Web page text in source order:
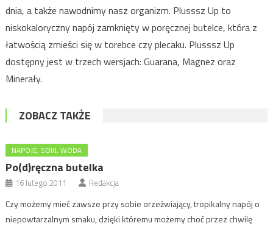
dnia, a także nawodnimy nasz organizm. Plusssz Up to
niskokaloryczny napój zamknięty w poręcznej butelce, która z
łatwością zmieści się w torebce czy plecaku. Plusssz Up
dostępny jest w trzech wersjach: Guarana, Magnez oraz
Minerały.
ZOBACZ TAKŻE
NAPOJE, SOKI, WODA
Po(d)ręczna butelka
16 lutego 2011 Redakcja
Czy możemy mieć zawsze przy sobie orzeźwiający, tropikalny napój o
niepowtarzalnym smaku, dzięki któremu możemy choć przez chwilę